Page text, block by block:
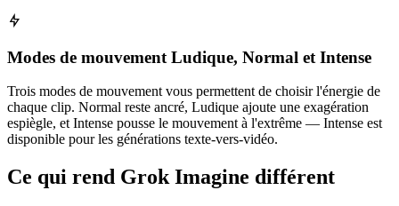
Modes de mouvement Ludique, Normal et Intense
Trois modes de mouvement vous permettent de choisir l'énergie de
chaque clip. Normal reste ancré, Ludique ajoute une exagération
espiègle, et Intense pousse le mouvement à l'extrême — Intense est
disponible pour les générations texte-vers-vidéo.
Ce qui rend Grok Imagine différent